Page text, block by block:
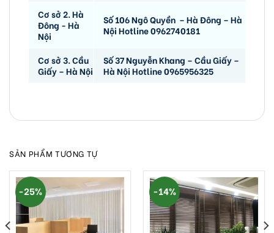
Cơ sở 2. Hà
Đông - Hà
Nội
Số 106 Ngô Quyền – Hà Đông – Hà
Nội Hotline 0962740181
Cơ sở 3. Cầu
Giấy – Hà Nội
Số 37 Nguyễn Khang – Cầu Giấy –
Hà Nội Hotline 0965956325
SẢN PHẨM TƯƠNG TỰ
-25% -14%